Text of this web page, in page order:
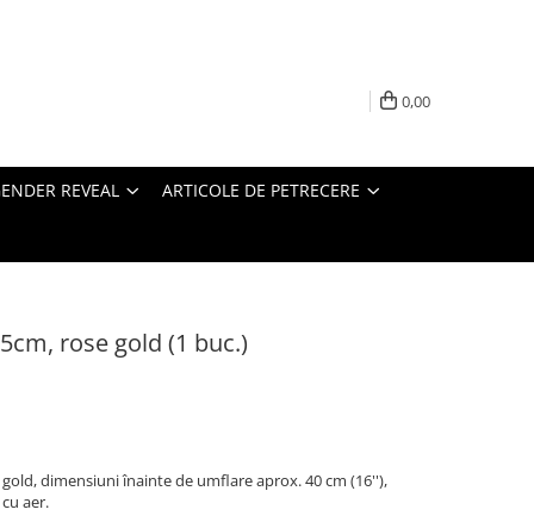
0,00
REVEAL ARTICOLE DE PETRECERE
rose gold (1 buc.)
dimensiuni înainte de umflare aprox. 40 cm (16''),
aer.